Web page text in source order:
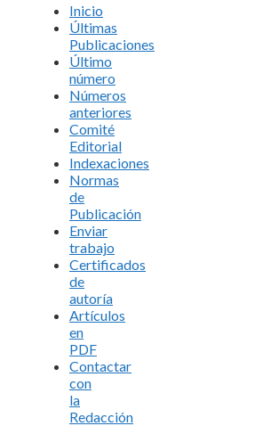
Inicio
Últimas
Publicaciones
Último
número
Números
anteriores
Comité
Editorial
Indexaciones
Normas
de
Publicación
Enviar
trabajo
Certificados
de
autoría
Artículos
en
PDF
Contactar
con
la
Redacción